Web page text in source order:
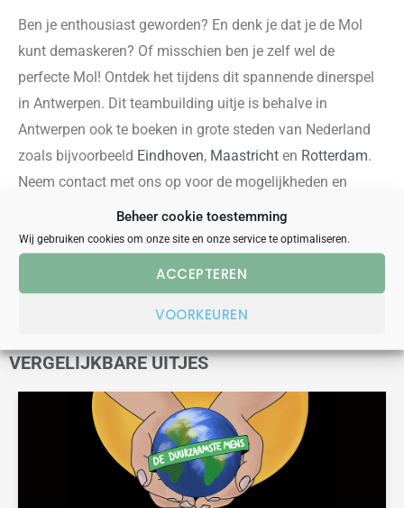
Beheer cookie toestemming
Wij gebruiken cookies om onze site en onze service te optimaliseren.
ACCEPTEREN
VOORKEUREN
Ben je enthousiast geworden? En denk je dat je de Mol
kunt demaskeren? Of misschien ben je zelf wel de
perfecte Mol! Ontdek het tijdens dit spannende dinerspel
in Antwerpen. Dit teambuilding uitje is behalve in
Antwerpen ook te boeken in grote steden van Nederland
zoals bijvoorbeeld Eindhoven, Maastricht en Rotterdam.
Neem contact met ons op voor de mogelijkheden en
vraag een vrijblijvende off
erte aan.
OFFERTE AANVRAGEN
VERGELIJKBARE UITJES